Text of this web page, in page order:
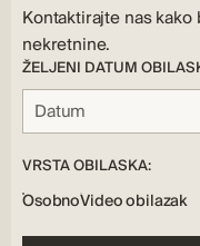
Kontaktirajte nas
nekretnine.
ŽELJENI DATUM
VRSTA OBILASKA:
OsobnoVideo obilazak